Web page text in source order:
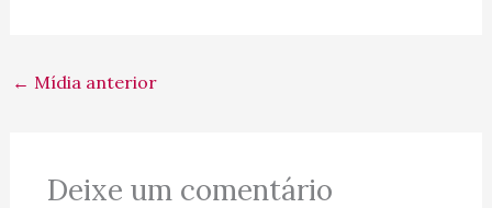
← Mídia anterior
Deixe um comentário